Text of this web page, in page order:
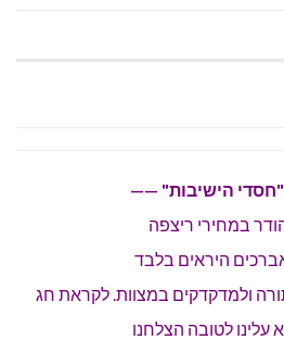
הישיבות" ——
במחירי ריצפה
היראים בלבד
ולמדקדקים במצוות. לקראת חג
לטובה הצלחנו